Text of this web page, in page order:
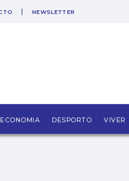
NEWSLETTER
ECONOMIA DESPORTO VIVER